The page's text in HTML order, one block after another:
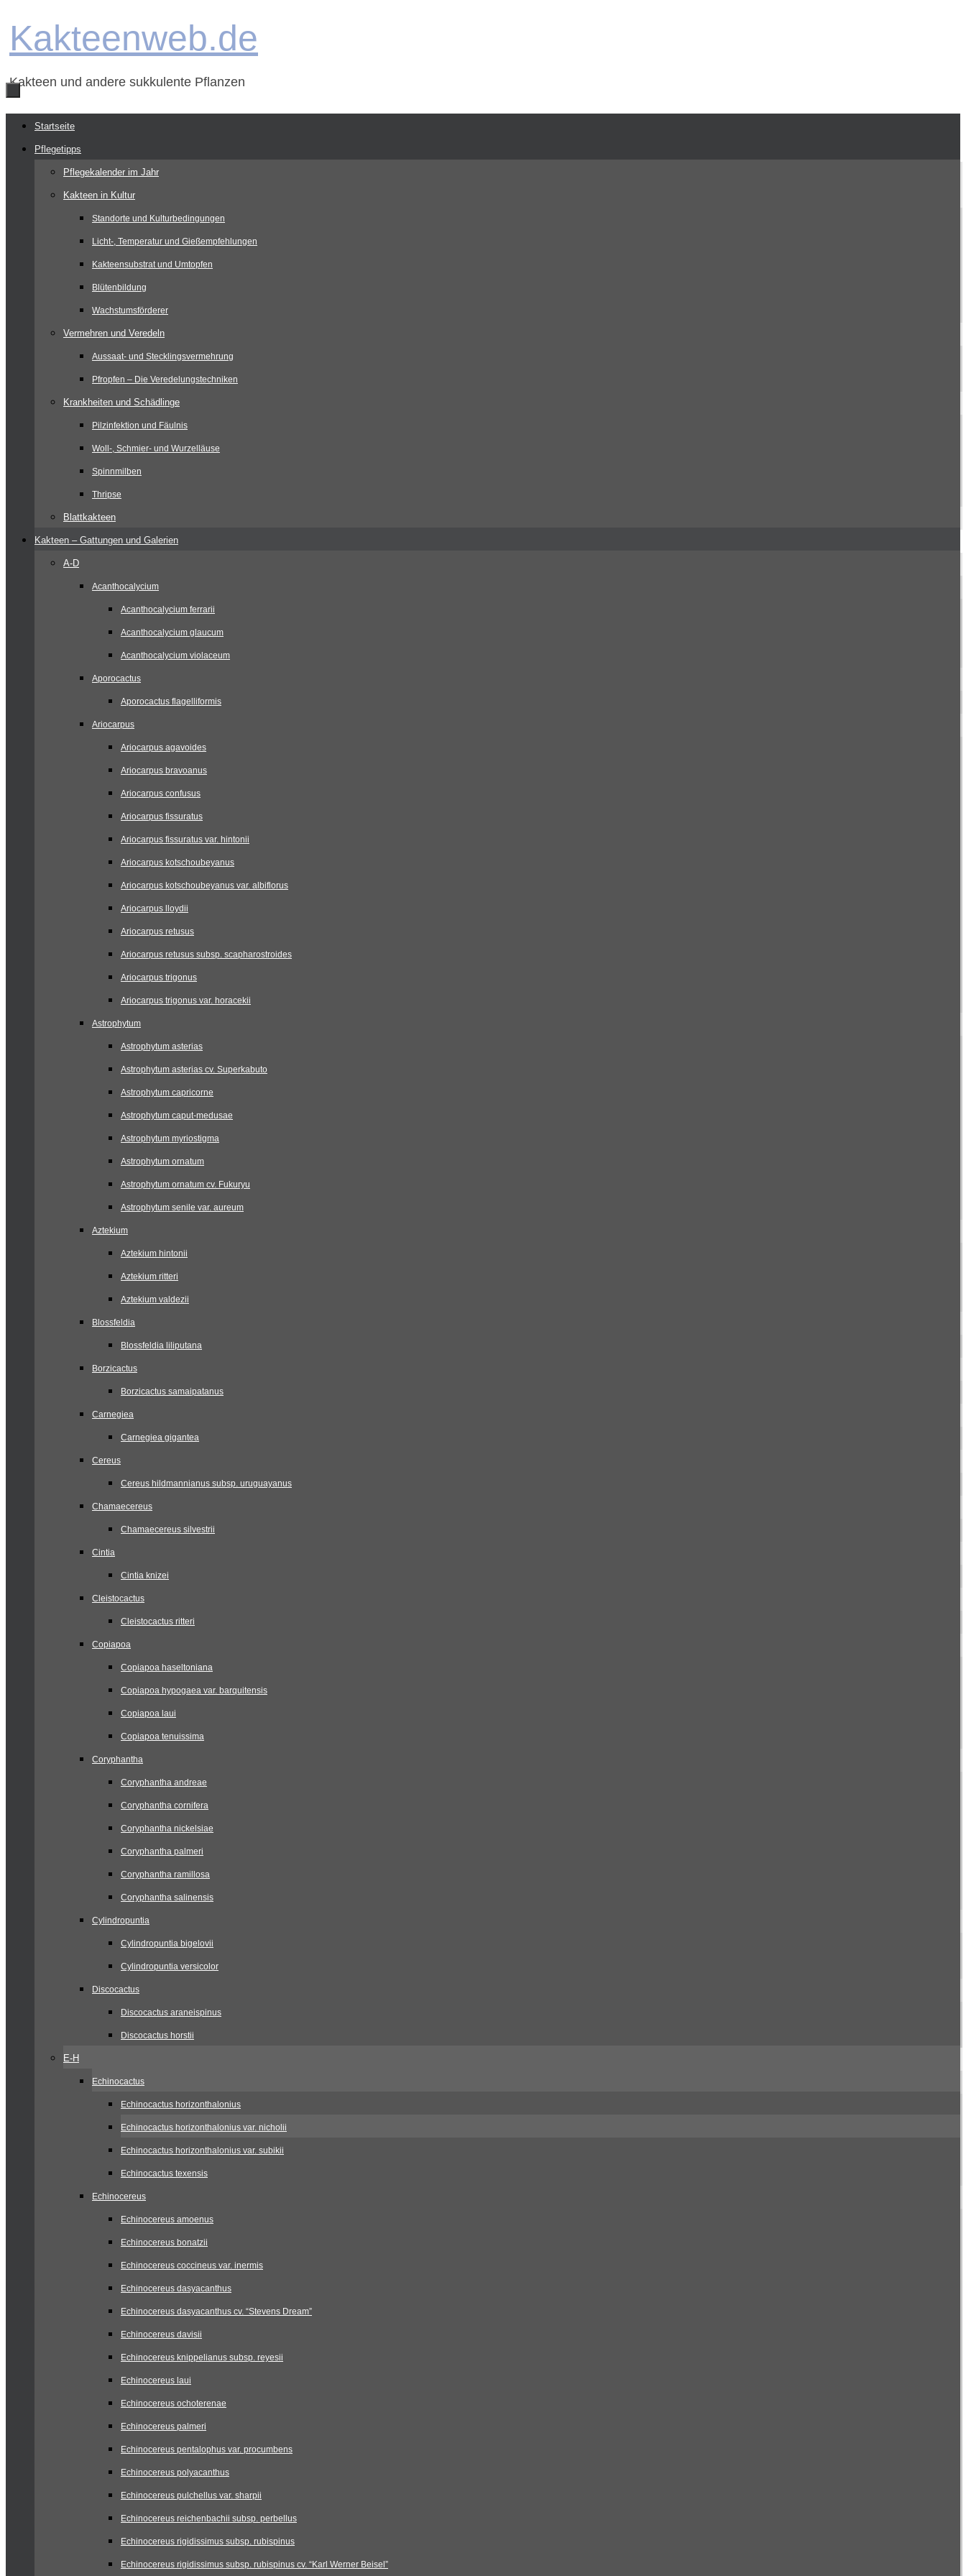
Inhalt
Kakteenweb.de
Kakteen und andere sukkulente Pflanzen
Zum
Inhalt
springen
Startseite
Pflegetipps
Pflegekalender im Jahr
Kakteen in Kultur
Standorte und Kulturbedingungen
Licht-, Temperatur und Gießempfehlungen
Kakteensubstrat und Umtopfen
Blütenbildung
Wachstumsförderer
Vermehren und Veredeln
Aussaat- und Stecklingsvermehrung
Pfropfen – Die Veredelungstechniken
Krankheiten und Schädlinge
Pilzinfektion und Fäulnis
Woll-, Schmier- und Wurzelläuse
Spinnmilben
Thripse
Blattkakteen
Kakteen – Gattungen und Galerien
A-D
Acanthocalycium
Acanthocalycium ferrarii
Acanthocalycium glaucum
Acanthocalycium violaceum
Aporocactus
Aporocactus flagelliformis
Ariocarpus
Ariocarpus agavoides
Ariocarpus bravoanus
Ariocarpus confusus
Ariocarpus fissuratus
Ariocarpus fissuratus var. hintonii
Ariocarpus kotschoubeyanus
Ariocarpus kotschoubeyanus var. albiflorus
Ariocarpus lloydii
Ariocarpus retusus
Ariocarpus retusus subsp. scapharostroides
Ariocarpus trigonus
Ariocarpus trigonus var. horacekii
Astrophytum
Astrophytum asterias
Astrophytum asterias cv. Superkabuto
Astrophytum capricorne
Astrophytum caput-medusae
Astrophytum myriostigma
Astrophytum ornatum
Astrophytum ornatum cv. Fukuryu
Astrophytum senile var. aureum
Aztekium
Aztekium hintonii
Aztekium ritteri
Aztekium valdezii
Blossfeldia
Blossfeldia liliputana
Borzicactus
Borzicactus samaipatanus
Carnegiea
Carnegiea gigantea
Cereus
Cereus hildmannianus subsp. uruguayanus
Chamaecereus
Chamaecereus silvestrii
Cintia
Cintia knizei
Cleistocactus
Cleistocactus ritteri
Copiapoa
Copiapoa haseltoniana
Copiapoa hypogaea var. barquitensis
Copiapoa laui
Copiapoa tenuissima
Coryphantha
Coryphantha andreae
Coryphantha cornifera
Coryphantha nickelsiae
Coryphantha palmeri
Coryphantha ramillosa
Coryphantha salinensis
Cylindropuntia
Cylindropuntia bigelovii
Cylindropuntia versicolor
Discocactus
Discocactus araneispinus
Discocactus horstii
E-H
Echinocactus
Echinocactus horizonthalonius
Echinocactus horizonthalonius var. nicholii
Echinocactus horizonthalonius var. subikii
Echinocactus texensis
Echinocereus
Echinocereus amoenus
Echinocereus bonatzii
Echinocereus coccineus var. inermis
Echinocereus dasyacanthus
Echinocereus dasyacanthus cv. “Stevens Dream”
Echinocereus davisii
Echinocereus knippelianus subsp. reyesii
Echinocereus laui
Echinocereus ochoterenae
Echinocereus palmeri
Echinocereus pentalophus var. procumbens
Echinocereus polyacanthus
Echinocereus pulchellus var. sharpii
Echinocereus reichenbachii subsp. perbellus
Echinocereus rigidissimus subsp. rubispinus
Echinocereus rigidissimus subsp. rubispinus cv. “Karl Werner Beisel”